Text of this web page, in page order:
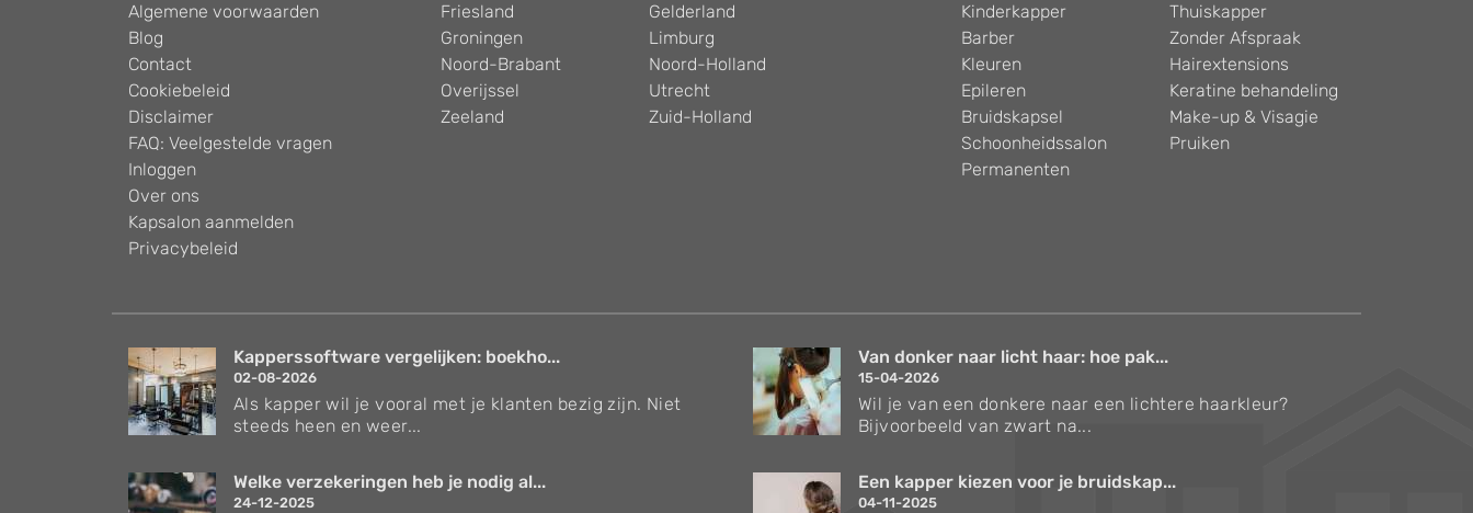
Algemene voorwaarden
Blog
Contact
Cookiebeleid
Disclaimer
FAQ: Veelgestelde vragen
Inloggen
Over ons
Kapsalon aanmelden
Privacybeleid
Friesland
Gelderland
Groningen
Limburg
Noord-Brabant
Noord-Holland
Overijssel
Utrecht
Zeeland
Zuid-Holland
Kinderkapper
Thuiskapper
Barber
Zonder Afspraak
Kleuren
Hairextensions
Epileren
Keratine behandeling
Bruidskapsel
Make-up & Visagie
Schoonheidssalon
Pruiken
Permanenten
Kapperssoftware vergelijken: boekho...
02-08-2026
Als kapper wil je vooral met je klanten bezig zijn. Niet
steeds heen en weer...
Van donker naar licht haar: hoe pak...
15-04-2026
Wil je van een donkere naar een lichtere haarkleur?
Bijvoorbeeld van zwart na...
Welke verzekeringen heb je nodig al...
24-12-2025
Een kapper kiezen voor je bruidskap...
04-11-2025